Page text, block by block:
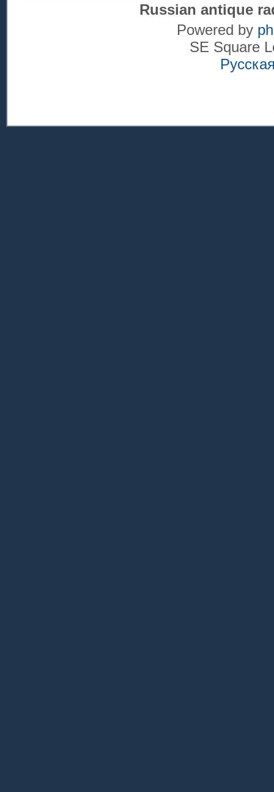
Russian antique
Powered by
SE Square